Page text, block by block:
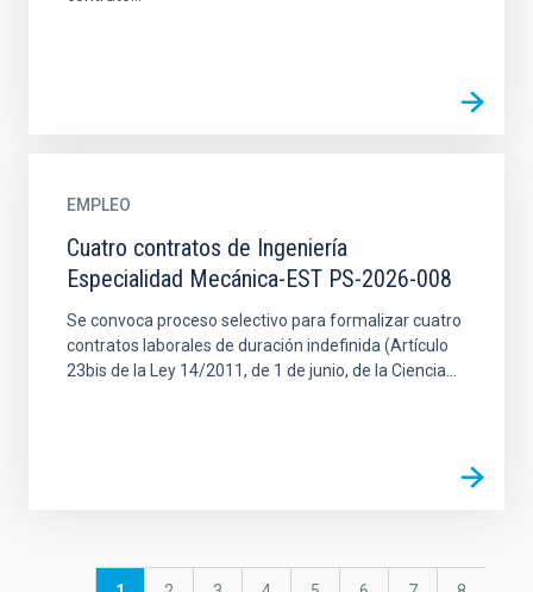
EMPLEO
Cuatro contratos de Ingeniería
Especialidad Mecánica-EST PS-2026-008
Se convoca proceso selectivo para formalizar cuatro
contratos laborales de duración indefinida (Artículo
23bis de la Ley 14/2011, de 1 de junio, de la Ciencia...
Paginación